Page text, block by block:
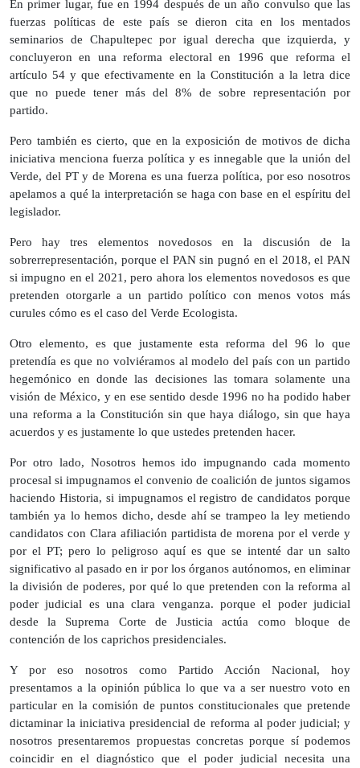
En primer lugar, fue en 1994 después de un año convulso que las
fuerzas políticas de este país se dieron cita en los mentados
seminarios de Chapultepec por igual derecha que izquierda, y
concluyeron en una reforma electoral en 1996 que reforma el
artículo 54 y que efectivamente en la Constitución a la letra dice
que no puede tener más del 8% de sobre representación por
partido.
Pero también es cierto, que en la exposición de motivos de dicha
iniciativa menciona fuerza política y es innegable que la unión del
Verde, del PT y de Morena es una fuerza política, por eso nosotros
apelamos a qué la interpretación se haga con base en el espíritu del
legislador.
Pero hay tres elementos novedosos en la discusión de la
sobrerrepresentación, porque el PAN sin pugnó en el 2018, el PAN
si impugno en el 2021, pero ahora los elementos novedosos es que
pretenden otorgarle a un partido político con menos votos más
curules cómo es el caso del Verde Ecologista.
Otro elemento, es que justamente esta reforma del 96 lo que
pretendía es que no volviéramos al modelo del país con un partido
hegemónico en donde las decisiones las tomara solamente una
visión de México, y en ese sentido desde 1996 no ha podido haber
una reforma a la Constitución sin que haya diálogo, sin que haya
acuerdos y es justamente lo que ustedes pretenden hacer.
Por otro lado, Nosotros hemos ido impugnando cada momento
procesal si impugnamos el convenio de coalición de juntos sigamos
haciendo Historia, si impugnamos el registro de candidatos porque
también ya lo hemos dicho, desde ahí se trampeo la ley metiendo
candidatos con Clara afiliación partidista de morena por el verde y
por el PT; pero lo peligroso aquí es que se intenté dar un salto
significativo al pasado en ir por los órganos autónomos, en eliminar
la división de poderes, por qué lo que pretenden con la reforma al
poder judicial es una clara venganza. porque el poder judicial
desde la Suprema Corte de Justicia actúa como bloque de
contención de los caprichos presidenciales.
Y por eso nosotros como Partido Acción Nacional, hoy
presentamos a la opinión pública lo que va a ser nuestro voto en
particular en la comisión de puntos constitucionales que pretende
dictaminar la iniciativa presidencial de reforma al poder judicial; y
nosotros presentaremos propuestas concretas porque sí podemos
coincidir en el diagnóstico que el poder judicial necesita una